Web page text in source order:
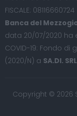
FISCALE: 08116660724
Banca del
data 20/07/2020 ha
COVID-19: Fondo di
(2020/N) a SA.DI.
Copyright © 2026